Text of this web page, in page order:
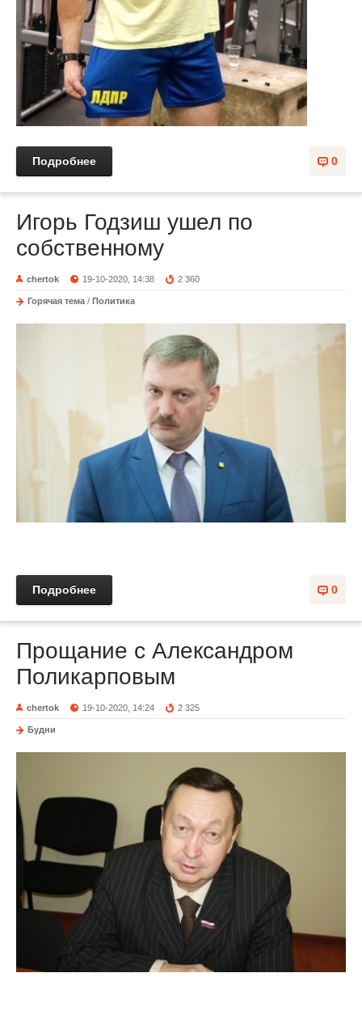
0
Подробнее
Игорь Годзиш ушел по
собственному
chertok 19-10-2020, 14:38 2 360
Горячая тема / Политика
0
Подробнее
Прощание с Александром
Поликарповым
chertok 19-10-2020, 14:24 2 325
Будни